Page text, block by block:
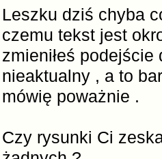
Leszku dziś chyba
czemu tekst jest
zmieniłeś
nieaktualny , a to
mówię poważnie .
Czy rysunki Ci